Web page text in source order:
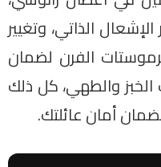
الذاتي، وتغيير
الفرن لضمان
الخبز والطهي، كل ذلك
أمان عائلتك.